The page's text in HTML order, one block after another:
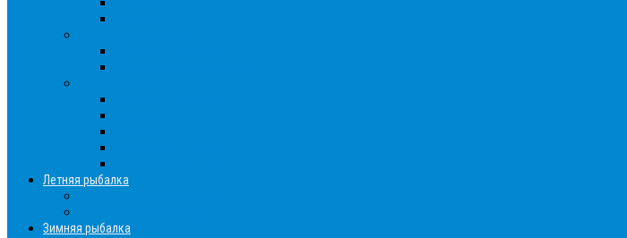
Летняя рыбалка
Зимняя рыбалка